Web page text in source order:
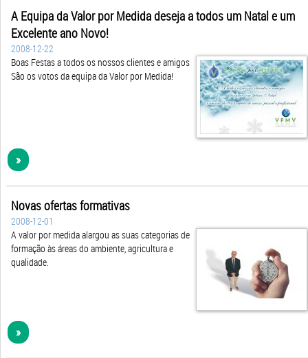
A Equipa da Valor por Medida deseja a todos um Natal e um
Excelente ano Novo!
2008-12-22
Boas Festas a todos os nossos clientes e amigos
São os votos da equipa da Valor por Medida!
»
Novas ofertas formativas
2008-12-01
A valor por medida alargou as suas categorias de
formação às áreas do ambiente, agricultura e
qualidade.
»